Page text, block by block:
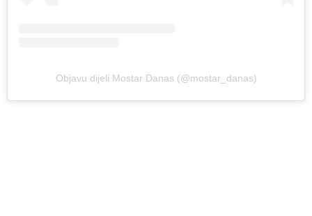
Objavu dijeli Mostar Danas (@mostar_danas)